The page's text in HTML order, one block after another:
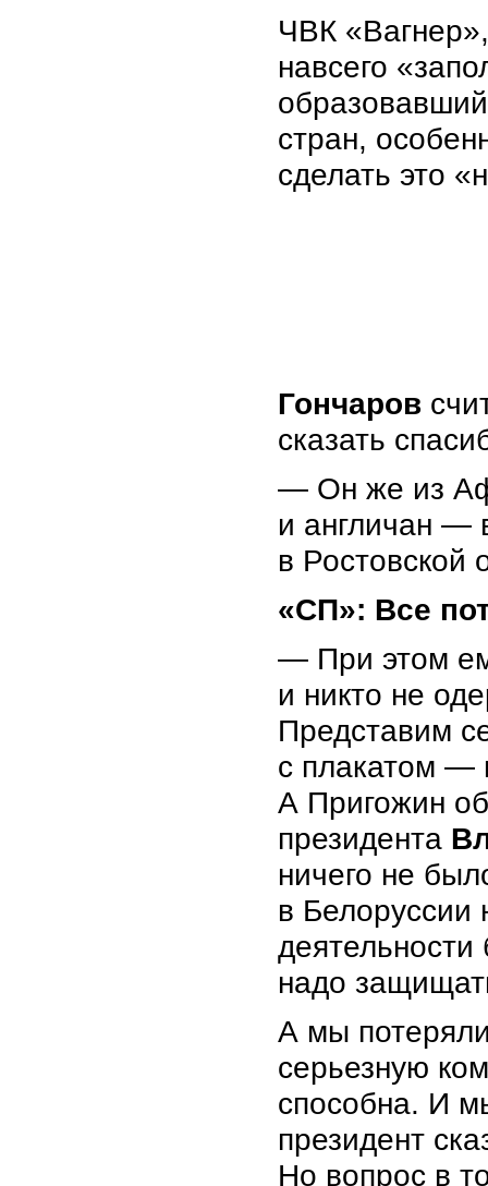
ЧВК
навсего
стран,
сделать это
Гончаров
сказать
— Он же из
и англичан —
в Ростовской
«СП»: Все
— При этом
и никто не
Представим
с плакатом —
А Пригожин
президента
ничего не
в Белоруссии
надо
А мы
серьезную
способна. И
президент
Но вопрос в